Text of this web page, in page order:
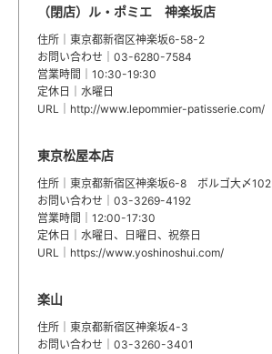
（閉店）ル・ポミエ 神楽坂店
住所｜東京都新宿区神楽坂6-58-2
お問い合わせ｜03-6280-7584
営業時間｜10:30-19:30
定休日｜水曜日
URL｜ http://www.lepommier-patisserie.com/
東京松屋本店
住所｜東京都新宿区神楽坂6-8 ボルゴ大〆102
お問い合わせ｜03-3269-4192
営業時間｜12:00-17:30
定休日｜水曜日、日曜日、祝祭日
URL｜ https://www.yoshinoshui.com/
楽山
住所｜東京都新宿区神楽坂4-3
お問い合わせ｜03-3260-3401